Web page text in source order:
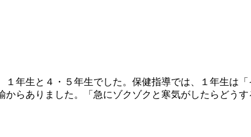
年生と４・５年生でした。保健指導では、１年生は
からありました。「急にゾクゾクと寒気がしたらどう